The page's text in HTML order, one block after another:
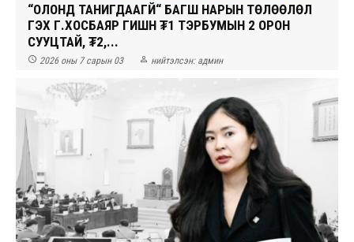
“ОЛОНД ТАНИГДААГҮЙ“ БАГШ НАРЫН ТӨЛӨӨЛӨЛ
ГЭХ Г.ХОСБАЯР ГИШҮҮН ₮1 ТЭРБУМЫН 2 ОРОН
СУУЦТАЙ, ₮2,...
 2026 оны 7 сарын 03  нийтэлсэн: админ